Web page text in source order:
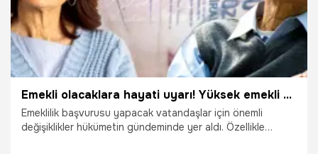
Emekli olacaklara hayati uyarı! Yüksek emekli aylığı almak için kritik tarihler açıklandı
Emeklilik başvurusu yapacak vatandaşlar için önemli
değişiklikler hükümetin gündeminde yer aldı. Özellikle